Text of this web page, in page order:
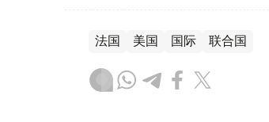
法国 美国 国际 联合国